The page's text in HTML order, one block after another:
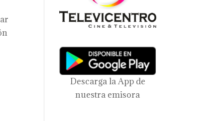
Descarga la App de
nuestra emisora